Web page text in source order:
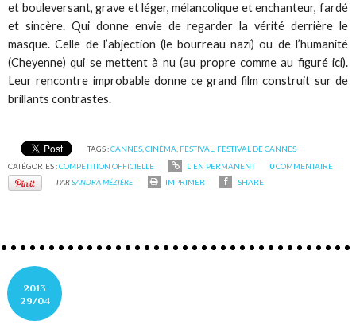
et bouleversant, grave et léger, mélancolique et enchanteur, fardé
et sincère. Qui donne envie de regarder la vérité derrière le
masque. Celle de l’abjection (le bourreau nazi) ou de l’humanité
(Cheyenne) qui se mettent à nu (au propre comme au figuré ici).
Leur rencontre improbable donne ce grand film construit sur de
brillants contrastes.
TAGS :CANNES, CINÉMA FESTIVAL
FESTIVAL DE CANNES
CATÉGORIES :COMPETITION OFFICIELLE LIEN PERMANENT 0COMMENTAIRE
PARSANDRA MÉZIÈRE IMPRIMER SHARE
2013
29/04